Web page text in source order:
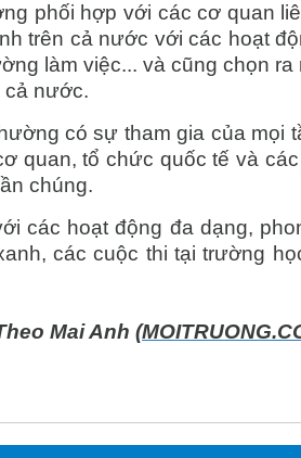
phối hợp với các cơ quan
trên cả nước với các hoạt
làm việc... và cũng chọn ra
cả nước.
có sự tham gia của mọi
quan, tổ chức quốc tế và
chúng.
các hoạt động đa dạng,
các cuộc thi tại trường
Mai Anh (